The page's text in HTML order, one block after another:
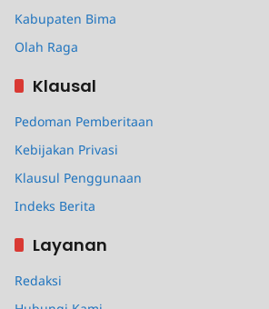
Kabupaten Bima
Olah Raga
Klausal
Pedoman Pemberitaan
Kebijakan Privasi
Klausul Penggunaan
Indeks Berita
Layanan
Redaksi